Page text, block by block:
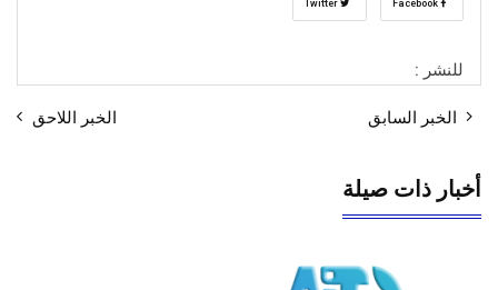
للنشر :
الخبر السابق الخبر اللاحق
أخبار ذات صيلة